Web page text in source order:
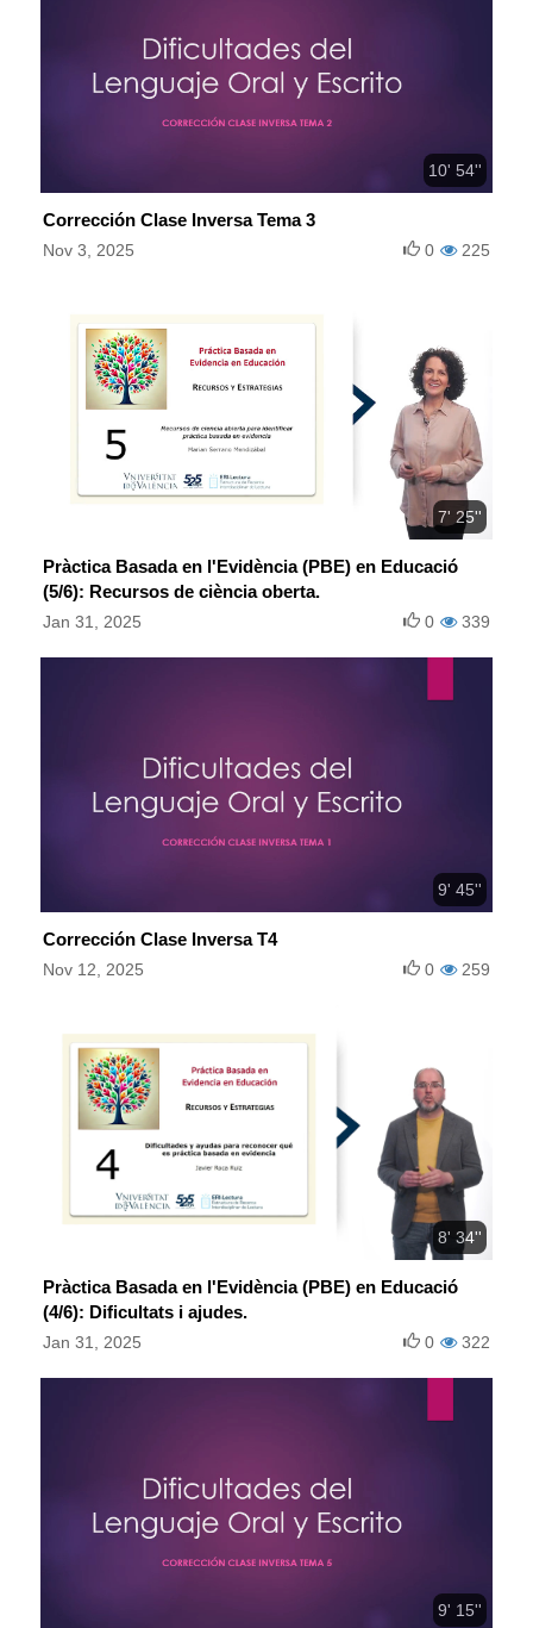
10' 54''
Corrección Clase Inversa Tema 3
Nov 3, 2025 225
0
7' 25''
Pràctica Basada en l'Evidència (PBE) en Educació
(5/6): Recursos de ciència oberta.
Jan 31, 2025 339
0
9' 45''
Corrección Clase Inversa T4
Nov 12, 2025 259
0
8' 34''
Pràctica Basada en l'Evidència (PBE) en Educació
(4/6): Dificultats i ajudes.
Jan 31, 2025 322
0
9' 15''